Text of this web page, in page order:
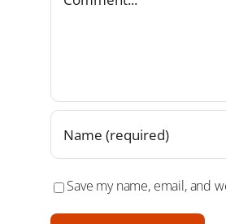
Save my name, email, and